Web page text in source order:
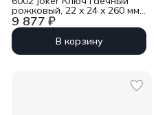
9 877 ₽
рожковый, 22 x 24 x 260 мм
Wera WE-020261
В корзину